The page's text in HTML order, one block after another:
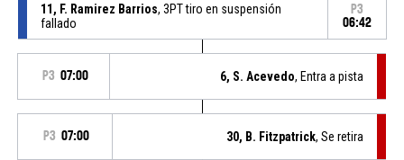
11, F. Ramirez Barrios, 3PT tiro en suspensión
fallado
P3
06:42
P3 07:00 6, S. Acevedo, Entra a pista
P3 07:00 30, B. Fitzpatrick, Se retira